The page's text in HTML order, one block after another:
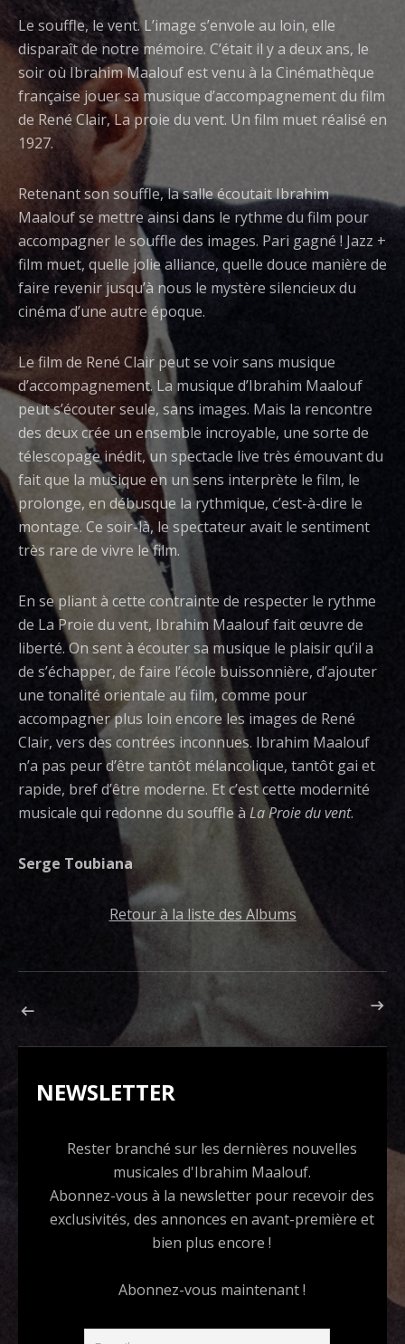
Le souffle, le vent. L’image s’envole au loin, elle
disparaît de notre mémoire. C’était il y a deux ans, le
soir où Ibrahim Maalouf est venu à la Cinémathèque
française jouer sa musique d’accompagnement du film
de René Clair, La proie du vent. Un film muet réalisé en
1927.
Retenant son souffle, la salle écoutait Ibrahim
Maalouf se mettre ainsi dans le rythme du film pour
accompagner le souffle des images. Pari gagné ! Jazz +
film muet, quelle jolie alliance, quelle douce manière de
faire revenir jusqu’à nous le mystère silencieux du
cinéma d’une autre époque.
Le film de René Clair peut se voir sans musique
d’accompagnement. La musique d’Ibrahim Maalouf
peut s’écouter seule, sans images. Mais la rencontre
des deux crée un ensemble incroyable, une sorte de
télescopage inédit, un spectacle live très émouvant du
fait que la musique en un sens interprète le film, le
prolonge, en débusque la rythmique, c’est-à-dire le
montage. Ce soir-là, le spectateur avait le sentiment
très rare de vivre le film.
En se pliant à cette contrainte de respecter le rythme
de La Proie du vent, Ibrahim Maalouf fait œuvre de
liberté. On sent à écouter sa musique le plaisir qu’il a
de s’échapper, de faire l’école buissonnière, d’ajouter
une tonalité orientale au film, comme pour
accompagner plus loin encore les images de René
Clair, vers des contrées inconnues. Ibrahim Maalouf
n’a pas peur d’être tantôt mélancolique, tantôt gai et
rapide, bref d’être moderne. Et c’est cette modernité
musicale qui redonne du souffle à La Proie du vent.
Serge Toubiana
Retour à la liste des Albums
Navigation de l’article
ARTICLE PRÉCÉDENT : DIAGNOSTIC
NEWSLETTER
Rester branché sur les dernières nouvelles
musicales d'Ibrahim Maalouf.
Abonnez-vous à la newsletter pour recevoir des
exclusivités, des annonces en avant-première et
bien plus encore !
Abonnez-vous maintenant !